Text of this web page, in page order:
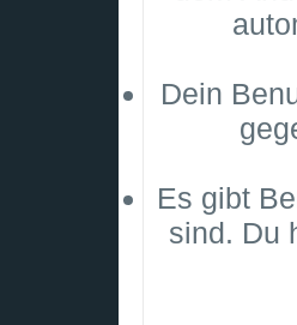
Dein
Es gibt
sind. Du